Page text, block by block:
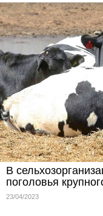
В
поголовья
23/04/2023